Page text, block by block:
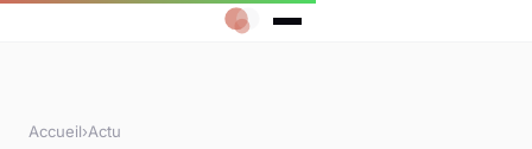
Accueil›Actu